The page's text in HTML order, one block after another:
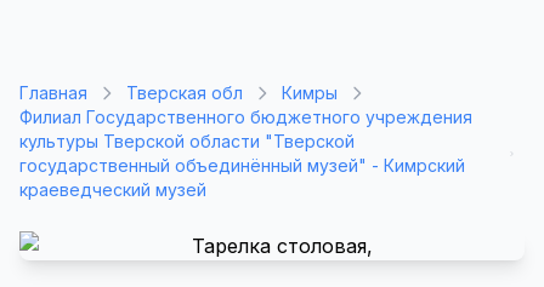
Главная Тверская обл
Кимры
Филиал Государственного бюджетного учреждения
культуры Тверской области "Тверской
государственный объединённый музей" - Кимрский
краеведческий музей